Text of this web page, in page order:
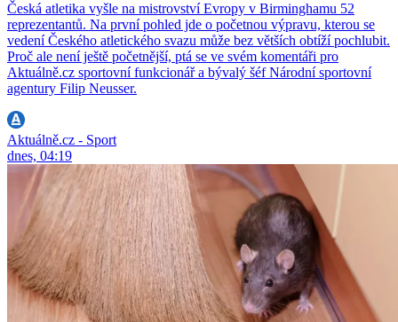
Česká atletika vyšle na mistrovství Evropy v Birminghamu 52
reprezentantů. Na první pohled jde o početnou výpravu, kterou se
vedení Českého atletického svazu může bez větších obtíží pochlubit.
Proč ale není ještě početnější, ptá se ve svém komentáři pro
Aktuálně.cz sportovní funkcionář a bývalý šéf Národní sportovní
agentury Filip Neusser.
Aktuálně.cz - Sport
dnes, 04:19